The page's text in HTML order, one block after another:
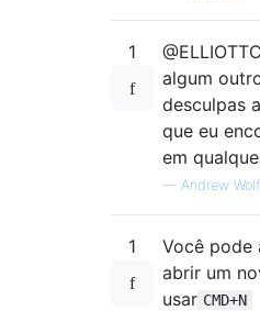
1
algum
desculpas
que eu
em
— Andrew
1
Você pode
abrir um
usar CMD+N